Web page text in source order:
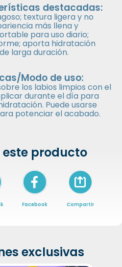
destacadas:
textura ligera y no
más llena y
para uso diario;
aporta hidratación
larga duración.
Modo de uso:
los labios limpios con el
durante el día para
Puede usarse
potenciar el acabado.
producto
Facebook
Icon of arrow-
Compartir
exclusivas